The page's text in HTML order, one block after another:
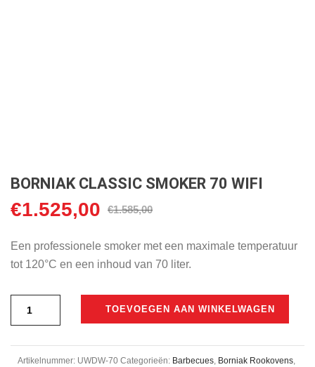
BORNIAK CLASSIC SMOKER 70 WIFI
€1.585,00
Oorspronkelijke
was:
€1.585,00.
€1.525,00 Huidige
is:
€1.525,00.
Een professionele smoker met een maximale temperatuur
tot 120°C en een inhoud van 70 liter.
TOEVOEGEN AAN WINKELWAGEN
Artikelnummer: UWDW-70 Categorieën: Barbecues, Borniak Rookovens,